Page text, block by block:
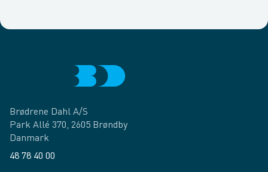
Brødrene Dahl A/S
Park Allé 370, 2605 Brøndby
Danmark
48 78 40 00